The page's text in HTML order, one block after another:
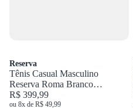
Reserva
Tênis Casual Masculino
Reserva Roma Branco
R755560001
R$ 399,99
ou 8x de R$ 49,99